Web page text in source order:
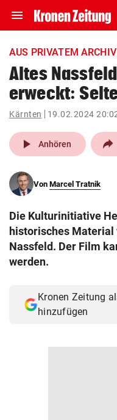
menu Navigation
ein-/ausklappen
account_circle Anmelden
pin_drop
Wien
search
eingeben
Muthgasse 2, 1190 Wien
AUS PRIVATEM ARCHIV
Altes
erweckt:
Kärnten 19.02.2024
play_arrow Anhören
Von Marcel Tratnik
Die Kulturinitiative
historisches
Nassfeld. Der Film
werden.
Kronen Zeitung
hinzufügen